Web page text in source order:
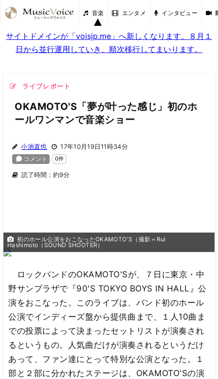
音楽 エンタメ インタビュー
サイトドメインが「voisjp.me」へ新しくなります。８月１
日から並行運用していき、順次移行してまいります。
ライブレポート
OKAMOTO'S「夢が叶った感じ」初のホ
ールワンマンで音楽ショー
小池直也 17年10月19日11時34分
読了時間：約9分
初のホール公演をおこなったOKAMOTO'S（撮影＝Rui
Hashimoto（SOUND SHOOTER）
ロックバンドのOKAMOTO'Sが、７日に東京・中
野サンプラザで『90'S TOKYO BOYS IN HALL』公
演をおこなった。このライブは、バンド初のホール
公演でインディーズ盤から提供曲まで、１人10曲ま
での投票によって決まったセットリストが演奏され
るというもの。人気曲だけが演奏されるというだけ
あって、ファン達にとって特別な公演となった。１
部と２部に分かれたステージは、OKAMOTO'Sの演